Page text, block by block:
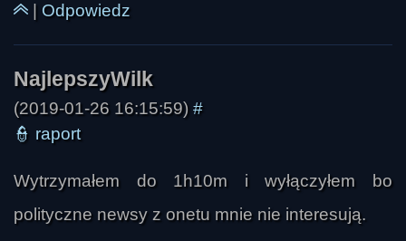
Odpowiedz
(2019-01-26 16:15:59) #
👮 raport
Wytrzymałem do 1h10m i wyłączyłem bo
polityczne newsy z onetu mnie nie interesują.